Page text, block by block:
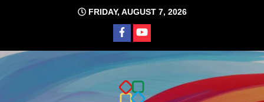
FRIDAY, AUGUST 7, 2026